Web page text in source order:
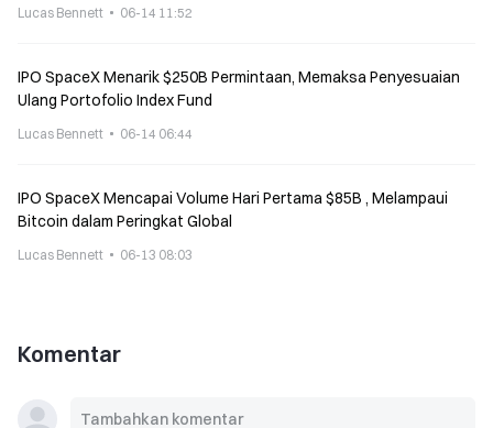
Lucas Bennett 06-14 11:52
IPO SpaceX Menarik $250B Permintaan, Memaksa Penyesuaian
Ulang Portofolio Index Fund
Lucas Bennett 06-14 06:44
IPO SpaceX Mencapai Volume Hari Pertama $85B , Melampaui
Bitcoin dalam Peringkat Global
Lucas Bennett 06-13 08:03
Komentar